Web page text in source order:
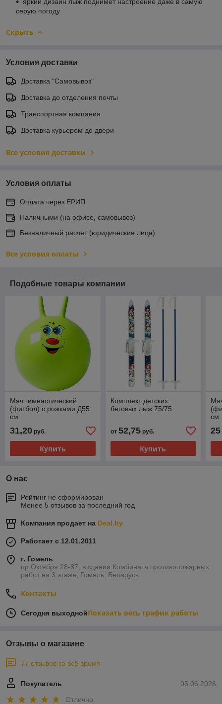
серую погоду
Скрыть
Условия доставки
Доставка "Самовывоз"
Доставка до отделения почты
Транспортная компания
Доставка курьером до двери
Все условия доставки
Условия оплаты
Оплата через ЕРИП
Наличными (на офисе, самовывоз)
Безналичный расчет (юридические лица)
Все условия оплаты
Подобные товары компании
Мяч гимнастический
(фитбол) с рожками Д55
см
31,20 руб.
Купить
Комплект детских
беговых лыж 75/75
от 52,75руб.
Купить
см
25
О нас
Рейтинг не сформирован
Менее 5 отзывов за последний год
Компания продает на Deal.by
Работает с 12.01.2011
г. Гомель
пр.Октября 28-87, в здании Комбината противопожарных
работ на 3 этаже, Гомель, Беларусь
Контакты
Сегодня выходнойПоказать весь график работы
Отзывы о магазине
77 отзывов за всё время
05.06.2026
Покупатель
Отлично